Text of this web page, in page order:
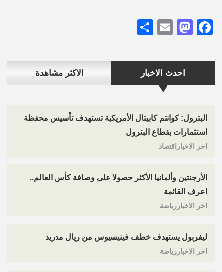
احدث الاخبار الاكثر مشاهدة
البترول: كوانتم كابيتال الأمريكية تستهدف تأسيس محفظة
استثمارات بقطاع البترول
اخر الاخباراقتصاد
الأرجنتين وألمانيا الأكثر حصولا على وصافة كأس العالم..
اعرف القائمة
اخر الاخباررياضة
ليفربول يستهدف خطف فينيسيوس من ريال مدريد
اخر الاخباررياضة
Facebook
Mastodon
Email